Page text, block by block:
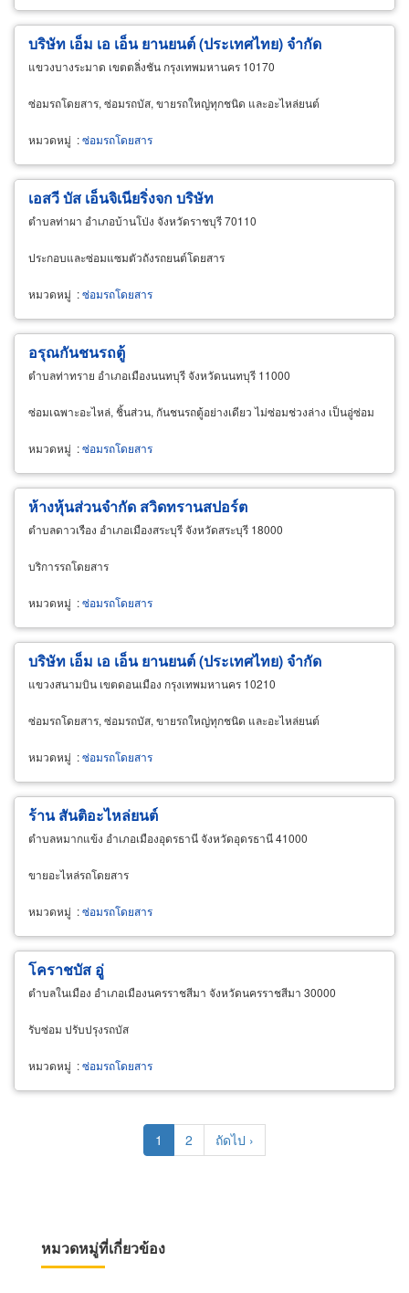
บริษัท เอ็ม เอ เอ็น ยานยนต์ (ประเทศไทย) จำกัด
แขวงบางระมาด เขตตลิ่งชัน กรุงเทพมหานคร 10170
ซ่อมรถโดยสาร, ซ่อมรถบัส, ขายรถใหญ่ทุกชนิด และอะไหล่ยนต์
หมวดหมู่ :ซ่อมรถโดยสาร
เอสวี บัส เอ็นจิเนียริ่งจก บริษัท
ตำบลท่าผา อำเภอบ้านโป่ง จังหวัดราชบุรี 70110
ประกอบและซ่อมแซมตัวถังรถยนต์โดยสาร
หมวดหมู่ :ซ่อมรถโดยสาร
อรุณกันชนรถตู้
ตำบลท่าทราย อำเภอเมืองนนทบุรี จังหวัดนนทบุรี 11000
ซ่อมเฉพาะอะไหล่, ชิ้นส่วน, กันชนรถตู้อย่างเดียว ไม่ซ่อมช่วงล่าง เป็นอู่ซ่อม
หมวดหมู่ :ซ่อมรถโดยสาร
ห้างหุ้นส่วนจำกัด สวิดทรานสปอร์ต
ตำบลดาวเรือง อำเภอเมืองสระบุรี จังหวัดสระบุรี 18000
บริการรถโดยสาร
หมวดหมู่ :ซ่อมรถโดยสาร
บริษัท เอ็ม เอ เอ็น ยานยนต์ (ประเทศไทย) จำกัด
แขวงสนามบิน เขตดอนเมือง กรุงเทพมหานคร 10210
ซ่อมรถโดยสาร, ซ่อมรถบัส, ขายรถใหญ่ทุกชนิด และอะไหล่ยนต์
หมวดหมู่ :ซ่อมรถโดยสาร
ร้าน สันติอะไหล่ยนต์
ตำบลหมากแข้ง อำเภอเมืองอุดรธานี จังหวัดอุดรธานี 41000
ขายอะไหล่รถโดยสาร
หมวดหมู่ :ซ่อมรถโดยสาร
โคราชบัส อู่
ตำบลในเมือง อำเภอเมืองนครราชสีมา จังหวัดนครราชสีมา 30000
รับซ่อม ปรับปรุงรถบัส
หมวดหมู่ :ซ่อมรถโดยสาร
Current
page
1 Page
2
Next
page
ถัดไป ›
หมวดหมู่ที่เกี่ยวข้อง